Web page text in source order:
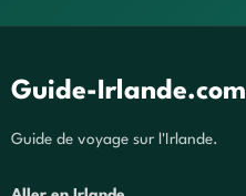
Guide-Irlande.com
Guide de voyage sur l'Irlande.